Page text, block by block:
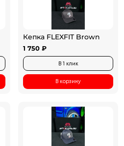
Кепка FLEXFIT Brown
1 750 ₽
В 1 клик
В корзину